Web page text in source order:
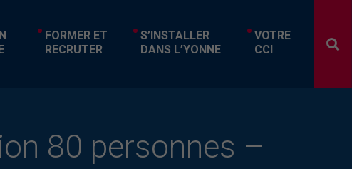
FORMER ET
RECRUTER
S’INSTALLER
DANS L’YONNE
VOTRE
CCI
80 personnes –